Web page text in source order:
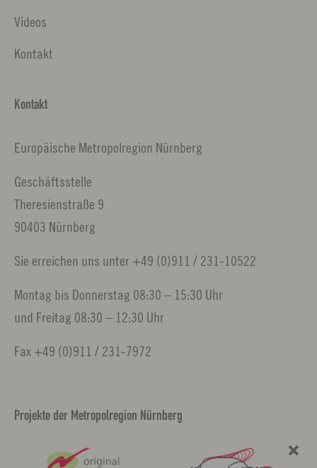
Videos
Kontakt
Kontakt
Europäische Metropolregion Nürnberg
Geschäftsstelle
Theresienstraße 9
90403 Nürnberg
Sie erreichen uns unter +49 (0)911 / 231-10522
Montag bis Donnerstag 08:30 – 15:30 Uhr
und Freitag 08:30 – 12:30 Uhr
Fax +49 (0)911 / 231-7972
Projekte der Metropolregion Nürnberg